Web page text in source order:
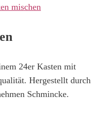
24er Kasten mit
Hergestellt durch
Schmincke.